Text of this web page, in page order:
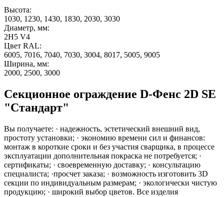
Высота:
1030, 1230, 1430, 1830, 2030, 3030
Диаметр, мм:
2H5 V4
Цвет RAL:
6005, 7016, 7040, 7030, 3004, 8017, 5005, 9005
Ширина, мм:
2000, 2500, 3000
Секционное ограждение D-Фенс 2D SE
"Стандарт"
Вы получаете: · надежность, эстетический внешний вид,
простоту установки; · экономию времени сил и финансов:
монтаж в короткие сроки и без участия сварщика, в процессе
эксплуатации дополнительная покраска не потребуется; ·
сертификаты; · своевременную доставку; · консультацию
специалиста; ·просчет заказа; · возможность изготовить 3D
секции по индивидуальным размерам; · экологически чистую
продукцию; · широкий выбор цветов. Все изделия